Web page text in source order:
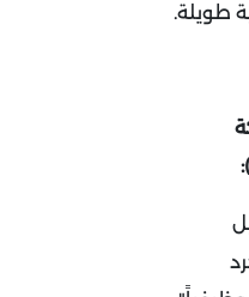
طويلة.